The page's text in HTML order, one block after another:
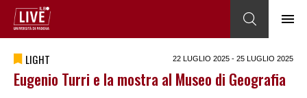
LIGHT 22 LUGLIO 2025 - 25 LUGLIO 2025
Eugenio Turri e la mostra al Museo di Geografia